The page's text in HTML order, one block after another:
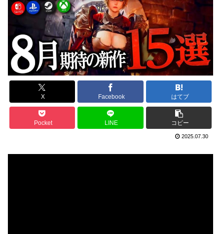
X Facebook はてブ
Pocket LINE コピー
2025.07.30